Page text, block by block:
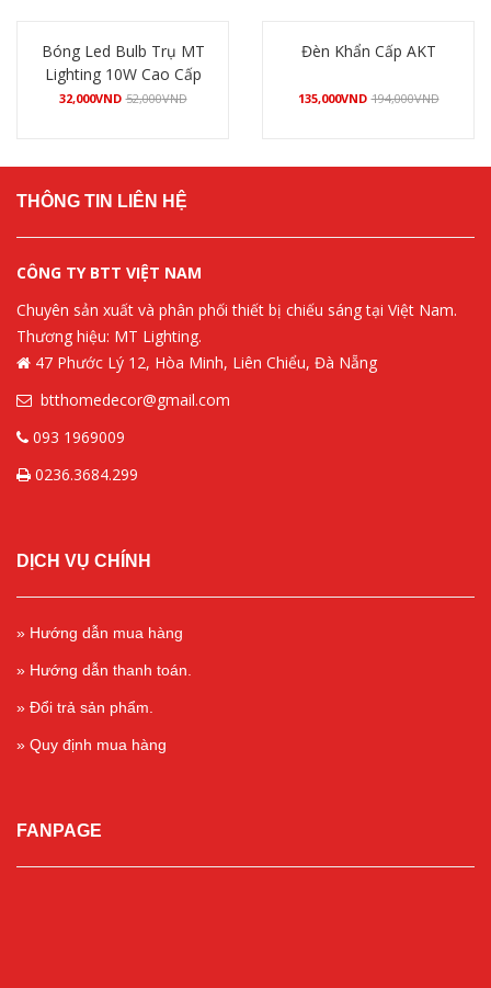
Bóng Led Bulb Trụ MT
Lighting 10W Cao Cấp
32,000VND 52,000VND
Đèn Khẩn Cấp AKT
135,000VND 194,000VND
THÔNG TIN LIÊN HỆ
CÔNG TY BTT VIỆT NAM
Chuyên sản xuất và phân phối thiết bị chiếu sáng tại Việt Nam.
Thương hiệu: MT Lighting.
47 Phước Lý 12, Hòa Minh, Liên Chiểu, Đà Nẵng
btthomedecor@gmail.com
093 1969009
0236.3684.299
DỊCH VỤ CHÍNH
» Hướng dẫn mua hàng
» Hướng dẫn thanh toán.
» Đổi trả sản phẩm.
» Quy định mua hàng
FANPAGE